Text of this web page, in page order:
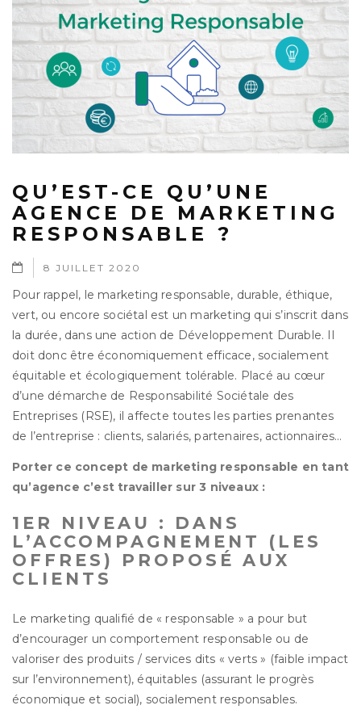
QU’EST-CE QU’UNE
AGENCE DE MARKETING
RESPONSABLE ?
8 JUILLET 2020
Pour rappel, le marketing responsable, durable, éthique,
vert, ou encore sociétal est un marketing qui s’inscrit dans
la durée, dans une action de Développement Durable. Il
doit donc être économiquement efficace, socialement
équitable et écologiquement tolérable. Placé au cœur
d’une démarche de Responsabilité Sociétale des
Entreprises (RSE), il affecte toutes les parties prenantes
de l’entreprise : clients, salariés, partenaires, actionnaires…
Porter ce concept de marketing responsable en tant
qu’agence c’est travailler sur 3 niveaux :
1ER NIVEAU : DANS
L’ACCOMPAGNEMENT (LES
OFFRES) PROPOSÉ AUX
CLIENTS
Le marketing qualifié de « responsable » a pour but
d’encourager un comportement responsable ou de
valoriser des produits / services dits « verts » (faible impact
sur l’environnement), équitables (assurant le progrès
économique et social), socialement responsables.